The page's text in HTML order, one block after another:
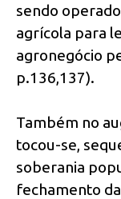
sendo
agrícola para
agronegócio
p.136,137).
Também no
tocou-se,
soberania
fechamento